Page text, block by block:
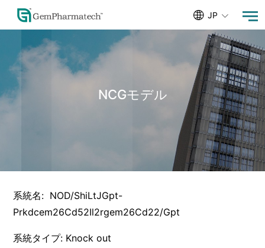
JP
NCGモデル
系統名: NOD/ShiLtJGpt-
Prkdcem26Cd52Il2rgem26Cd22/Gpt
系統タイプ: Knock out